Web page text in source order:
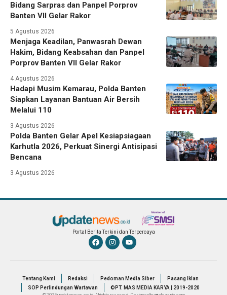
Bidang Sarpras dan Panpel Porprov
Banten VII Gelar Rakor
5 Agustus 2026
Menjaga Keadilan, Panwasrah Dewan
Hakim, Bidang Keabsahan dan Panpel
Porprov Banten VII Gelar Rakor
4 Agustus 2026
Hadapi Musim Kemarau, Polda Banten
Siapkan Layanan Bantuan Air Bersih
Melalui 110
3 Agustus 2026
Polda Banten Gelar Apel Kesiapsiagaan
Karhutla 2026, Perkuat Sinergi Antisipasi
Bencana
3 Agustus 2026
Portal Berita Terkini dan Terpercaya
Tentang Kami Redaksi Pedoman Media Siber
Pasang Iklan
SOP Perlindungan Wartawan
©PT. MAS MEDIA KARYA | 2019-2020